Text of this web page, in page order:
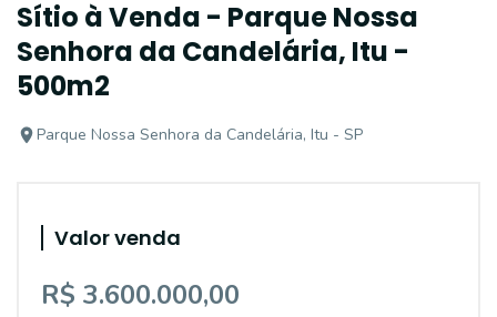
Sítio à Venda - Parque Nossa
Senhora da Candelária, Itu -
500m2
Parque Nossa Senhora da Candelária, Itu - SP
Valor venda
R$ 3.600.000,00